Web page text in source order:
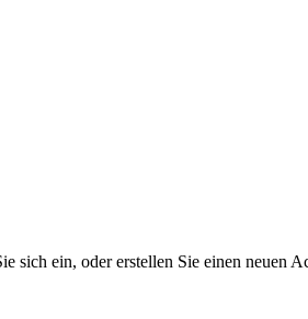
sich ein, oder erstellen Sie einen neuen